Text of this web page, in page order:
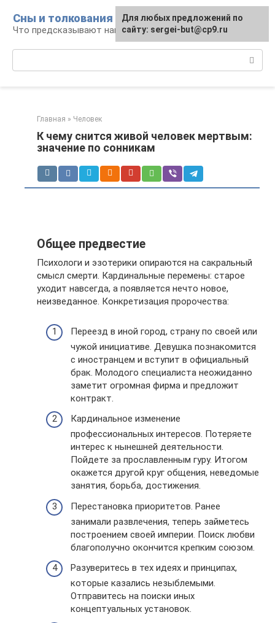
контенту
Сны и толкования
Что предсказывают нам наши сны
Главная » Человек
К чему снится живой человек мертвым:
значение по сонникам
Общее предвестие
Психологи и эзотерики опираются на сакральный
смысл смерти. Кардинальные перемены: старое
уходит навсегда, а появляется нечто новое,
неизведанное. Конкретизация пророчества:
Переезд в иной город, страну по своей или
чужой инициативе. Девушка познакомится
с иностранцем и вступит в официальный
брак. Молодого специалиста неожиданно
заметит огромная фирма и предложит
контракт.
Кардинальное изменение
профессиональных интересов. Потеряете
интерес к нынешней деятельности.
Пойдете за прославленным гуру. Итогом
окажется другой круг общения, неведомые
занятия, борьба, достижения.
Перестановка приоритетов. Ранее
занимали развлечения, теперь займетесь
построением своей империи. Поиск любви
благополучно окончится крепким союзом.
Разуверитесь в тех идеях и принципах,
которые казались незыблемыми.
Отправитесь на поиски иных
концептуальных установок.
Для любых предложений по
сайту: sergei-but@cp9.ru